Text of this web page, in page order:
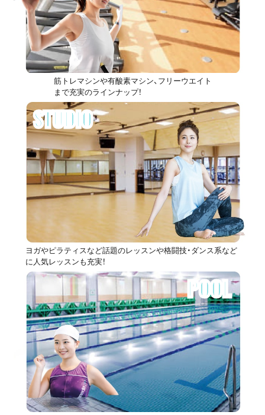
筋トレマシンや有酸素マシン、フリーウエイト
まで充実のラインナップ！
STUDIO
ヨガやピラティスなど話題のレッスンや格闘技・ダンス系など
に人気レッスンも充実！
POOL